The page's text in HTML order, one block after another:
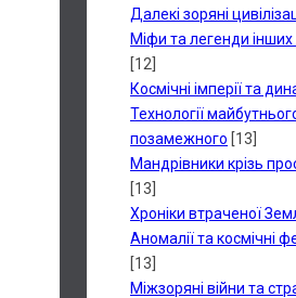
Далекі зоряні
Міфи та легенди інших
[12]
Космічні імперії та
Технології
позамежного [13]
Мандрівники крізь
[13]
Хроніки втраченої
Аномалії та космічні
[13]
Міжзоряні війни та